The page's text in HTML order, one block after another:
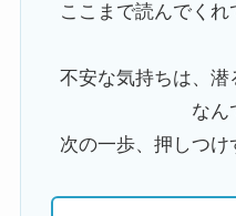
ここまで読んでく
不安な気持ちは、
なん
次の一歩、押しつ